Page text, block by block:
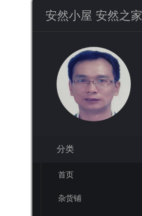
安然小屋 安然之家
分类
首页
杂货铺
安然小屋 安然之家
分类
首页
杂货铺